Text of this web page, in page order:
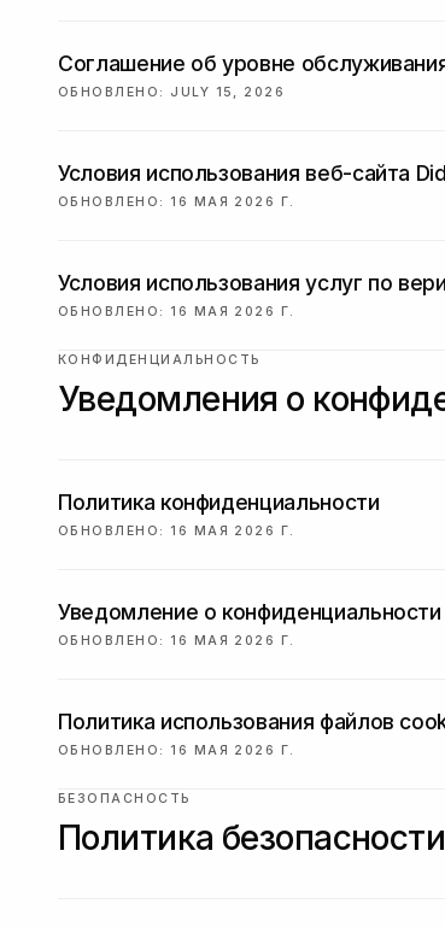
Соглашение об уровне
ОБНОВЛЕНО : JULY 15, 2026
Условия использования веб-сайта
ОБНОВЛЕНО : 16 МАЯ 2026 Г.
Условия использования услуг по
ОБНОВЛЕНО : 16 МАЯ 2026 Г.
КОНФИДЕНЦИАЛЬНОСТЬ
Уведомления о
Политика конфиденциальности
ОБНОВЛЕНО : 16 МАЯ 2026 Г.
Уведомление о
ОБНОВЛЕНО : 16 МАЯ 2026 Г.
Политика использования файлов
ОБНОВЛЕНО : 16 МАЯ 2026 Г.
БЕЗОПАСНОСТЬ
Политика